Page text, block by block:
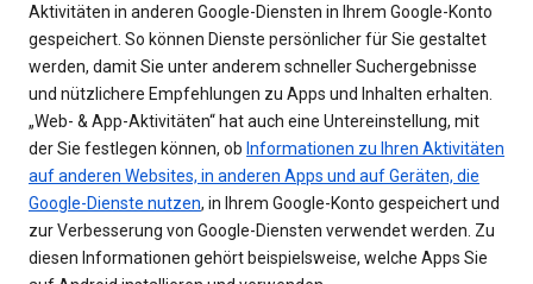
Aktivitäten in anderen Google-Diensten in Ihrem Google-Konto
gespeichert. So können Dienste persönlicher für Sie gestaltet
werden, damit Sie unter anderem schneller Suchergebnisse
und nützlichere Empfehlungen zu Apps und Inhalten erhalten.
„Web- & App-Aktivitäten“ hat auch eine Untereinstellung, mit
der Sie festlegen können, ob Informationen zu Ihren Aktivitäten
auf anderen Websites, in anderen Apps und auf Geräten, die
Google-Dienste nutzen, in Ihrem Google-Konto gespeichert und
zur Verbesserung von Google-Diensten verwendet werden. Zu
diesen Informationen gehört beispielsweise, welche Apps Sie